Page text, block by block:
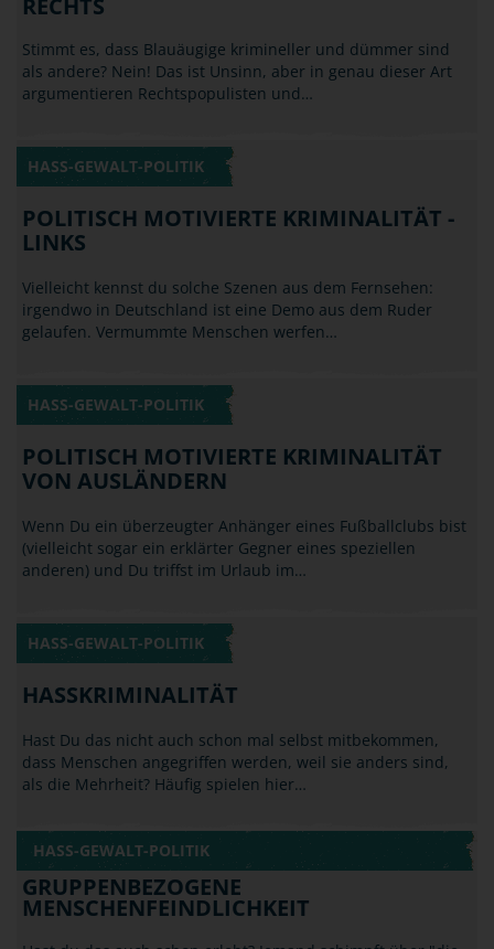
als andere? Nein! Das ist Unsinn, aber in genau dieser Art
argumentieren Rechtspopulisten und…
HASS-GEWALT-POLITIK
POLITISCH MOTIVIERTE KRIMINALITÄT -
LINKS
irgendwo in Deutschland ist eine Demo aus dem Ruder
gelaufen. Vermummte Menschen werfen…
HASS-GEWALT-POLITIK
POLITISCH MOTIVIERTE KRIMINALITÄT
VON AUSLÄNDERN
(vielleicht sogar ein erklärter Gegner eines speziellen
anderen) und Du triffst im Urlaub im…
HASS-GEWALT-POLITIK
HASSKRIMINALITÄT
dass Menschen angegriffen werden, weil sie anders sind,
als die Mehrheit? Häufig spielen hier…
HASS-GEWALT-POLITIK
GRUPPENBEZOGENE
MENSCHENFEINDLICHKEIT